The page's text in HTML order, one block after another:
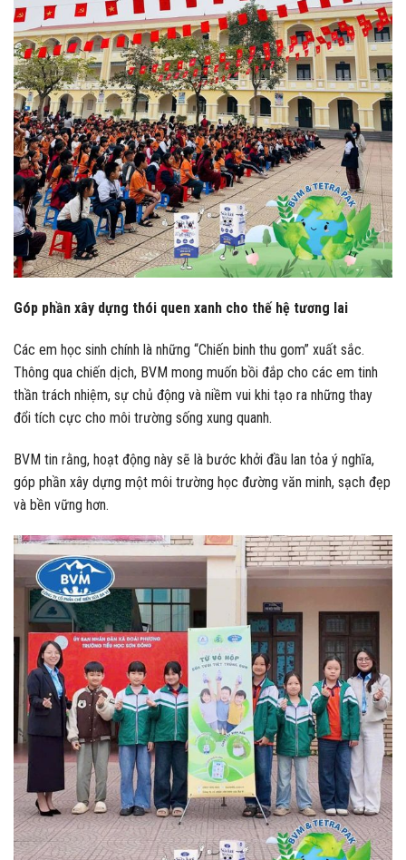
Góp phần xây dựng thói quen xanh cho thế hệ tương lai
Các em học sinh chính là những “Chiến binh thu gom” xuất sắc.
Thông qua chiến dịch, BVM mong muốn bồi đắp cho các em tinh
thần trách nhiệm, sự chủ động và niềm vui khi tạo ra những thay
đổi tích cực cho môi trường sống xung quanh.
BVM tin rằng, hoạt động này sẽ là bước khởi đầu lan tỏa ý nghĩa,
góp phần xây dựng một môi trường học đường văn minh, sạch đẹp
và bền vững hơn.